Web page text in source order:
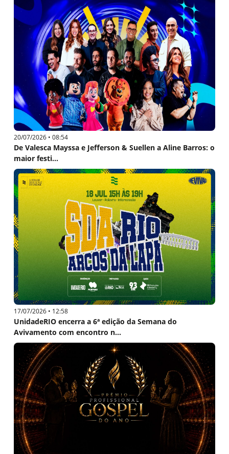
20/07/2026 • 08:54
De Valesca Mayssa e Jefferson & Suellen a Aline Barros: o
maior festi...
17/07/2026 • 12:58
UnidadeRIO encerra a 6ª edição da Semana do
Avivamento com encontro n...